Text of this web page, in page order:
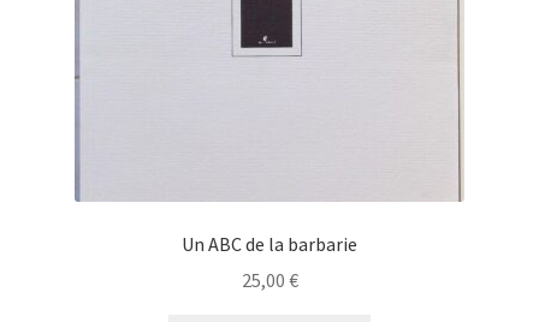
Un ABC de la barbarie
25,00 €